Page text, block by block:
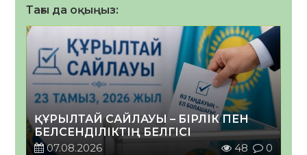
Тағы да оқыңыз:
ҚҰРЫЛТАЙ САЙЛАУЫ – БІРЛІК ПЕН
БЕЛСЕНДІЛІКТІҢ БЕЛГІСІ
07.08.2026
48 0